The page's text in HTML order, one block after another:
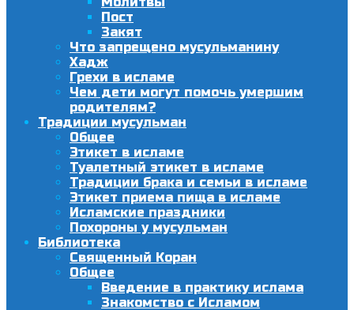
Пост
Закят
Что запрещено мусульманину
Хадж
Грехи в исламе
Чем дети могут помочь умершим
родителям?
Традиции мусульман
Общее
Этикет в исламе
Туалетный этикет в исламе
Традиции брака и семьи в исламе
Этикет приема пища в исламе
Исламские праздники
Похороны у мусульман
Библиотека
Священный Коран
Общее
Введение в практику ислама
Знакомство с Исламом